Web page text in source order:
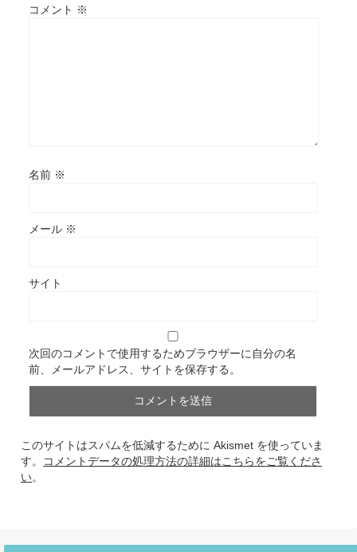
コメント ※
名前 ※
メール ※
サイト
次回のコメントで使用するためブラウザーに自分の名
前、メールアドレス、サイトを保存する。
このサイトはスパムを低減するために Akismet を使っていま
す。
コメントデータの処理方法の詳細はこちらをご覧くださ
い。